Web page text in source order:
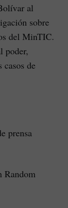
al
sobre
del MinTIC.
poder,
casos de
prensa
Random